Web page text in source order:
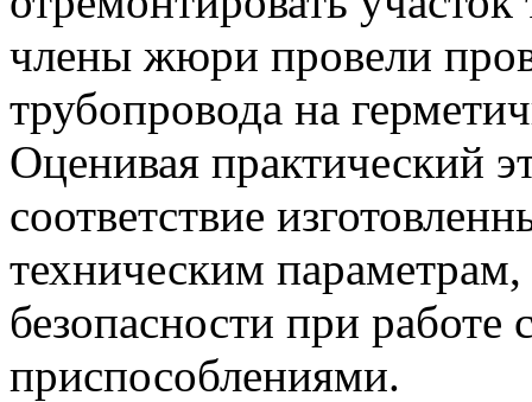
члены жюри провели
трубопровода на
Оценивая практический
соответствие
техническим
безопасности при работе
приспособлениями.